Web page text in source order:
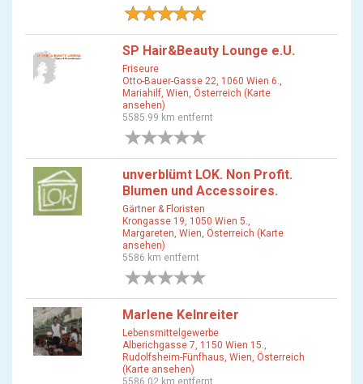
SP Hair&Beauty Lounge e.U.
Friseure
Otto-Bauer-Gasse 22, 1060 Wien 6.,
Mariahilf, Wien, Österreich (Karte
ansehen)
5585.99 km entfernt
unverblümt LOK. Non Profit.
Blumen und Accessoires.
Gärtner & Floristen
Krongasse 19, 1050 Wien 5.,
Margareten, Wien, Österreich (Karte
ansehen)
5586 km entfernt
Marlene Kelnreiter
Lebensmittelgewerbe
Alberichgasse 7, 1150 Wien 15.,
Rudolfsheim-Fünfhaus, Wien, Österreich
(Karte ansehen)
5586.02 km entfernt